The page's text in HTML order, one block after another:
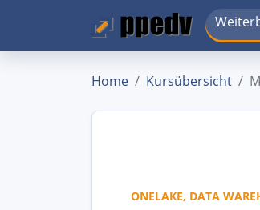
Home Kursübersicht
ONELAKE, DATA